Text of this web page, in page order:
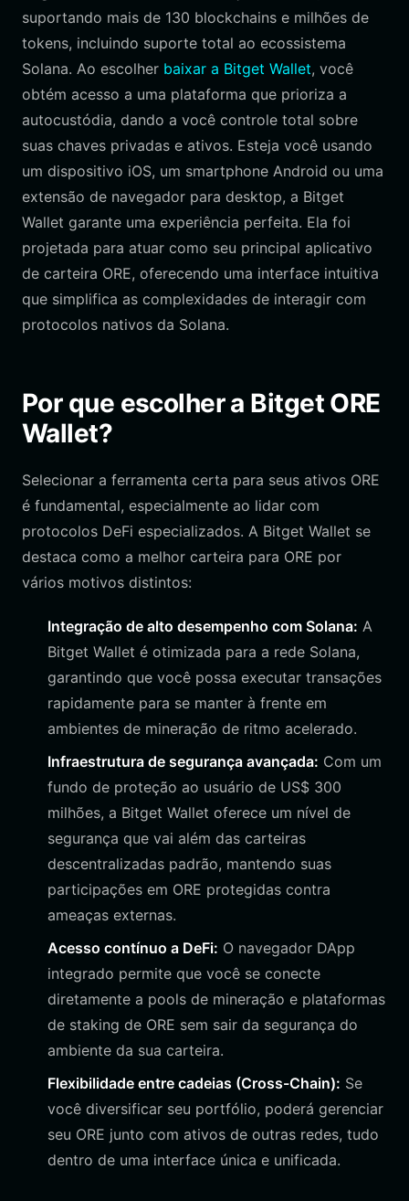
suportando mais de 130 blockchains e milhões de
tokens, incluindo suporte total ao ecossistema
Solana. Ao escolher baixar a Bitget Wallet, você
obtém acesso a uma plataforma que prioriza a
autocustódia, dando a você controle total sobre
suas chaves privadas e ativos. Esteja você usando
um dispositivo iOS, um smartphone Android ou uma
extensão de navegador para desktop, a Bitget
Wallet garante uma experiência perfeita. Ela foi
projetada para atuar como seu principal aplicativo
de carteira ORE, oferecendo uma interface intuitiva
que simplifica as complexidades de interagir com
protocolos nativos da Solana.
Por que escolher a Bitget ORE
Wallet?
Selecionar a ferramenta certa para seus ativos ORE
é fundamental, especialmente ao lidar com
protocolos DeFi especializados. A Bitget Wallet se
destaca como a melhor carteira para ORE por
vários motivos distintos:
Integração de alto desempenho com Solana: A
Bitget Wallet é otimizada para a rede Solana,
garantindo que você possa executar transações
rapidamente para se manter à frente em
ambientes de mineração de ritmo acelerado.
Infraestrutura de segurança avançada: Com um
fundo de proteção ao usuário de US$ 300
milhões, a Bitget Wallet oferece um nível de
segurança que vai além das carteiras
descentralizadas padrão, mantendo suas
participações em ORE protegidas contra
ameaças externas.
Acesso contínuo a DeFi: O navegador DApp
integrado permite que você se conecte
diretamente a pools de mineração e plataformas
de staking de ORE sem sair da segurança do
ambiente da sua carteira.
Flexibilidade entre cadeias (Cross-Chain): Se
você diversificar seu portfólio, poderá gerenciar
seu ORE junto com ativos de outras redes, tudo
dentro de uma interface única e unificada.